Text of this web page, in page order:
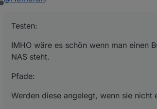
Offline
Testen:
IMHO wäre es schön wenn man einen
NAS steht.
Pfade:
Werden diese angelegt, wenn sie nicht